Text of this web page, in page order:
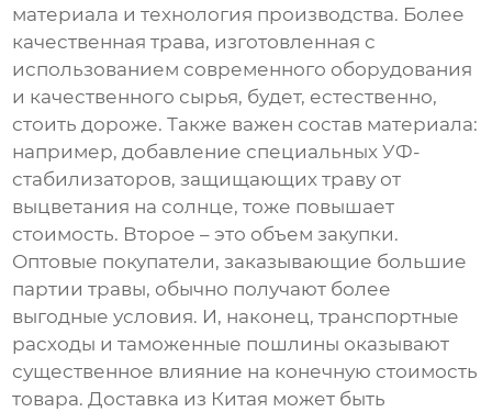
материала и технология производства. Более
качественная трава, изготовленная с
использованием современного оборудования
и качественного сырья, будет, естественно,
стоить дороже. Также важен состав материала:
например, добавление специальных УФ-
стабилизаторов, защищающих траву от
выцветания на солнце, тоже повышает
стоимость. Второе – это объем закупки.
Оптовые покупатели, заказывающие большие
партии травы, обычно получают более
выгодные условия. И, наконец, транспортные
расходы и таможенные пошлины оказывают
существенное влияние на конечную стоимость
товара. Доставка из Китая может быть